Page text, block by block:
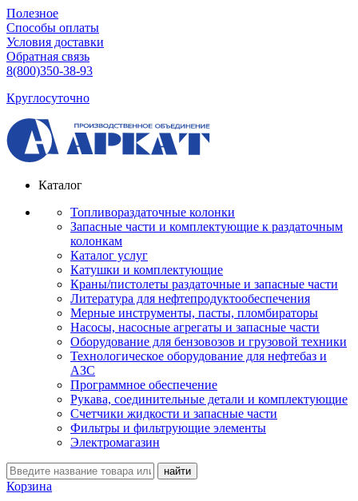
Полезное
Способы оплаты
Условия доставки
Обратная связь
8(800)350-38-93
Круглосуточно
Каталог
Топливораздаточные колонки
Запасные части и комплектующие к раздаточным
колонкам
Каталог услуг
Катушки и комплектующие
Краны/пистолеты раздаточные и запасные части
Литература для нефтепродуктообеспечения
Мерные инструменты, пасты, пломбираторы
Насосы, насосные агрегаты и запасные части
Оборудование для бензовозов и грузовой техники
Технологическое оборудование для нефтебаз и
АЗС
Программное обеспечение
Рукава, соединительные детали и комплектующие
Счетчики жидкости и запасные части
Фильтры и фильтрующие элементы
Электромагазин
Корзина